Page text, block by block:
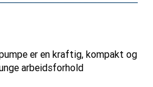
er en kraftig, kompakt og
arbeidsforhold